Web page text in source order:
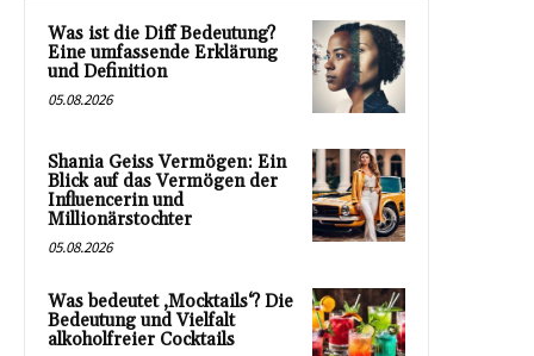
Was ist die Diff Bedeutung?
Eine umfassende Erklärung
und Definition
05.08.2026
Shania Geiss Vermögen: Ein
Blick auf das Vermögen der
Influencerin und
Millionärstochter
05.08.2026
Was bedeutet ‚Mocktails‘? Die
Bedeutung und Vielfalt
alkoholfreier Cocktails